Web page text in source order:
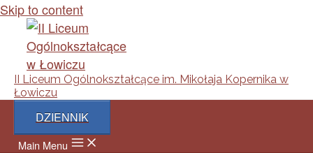
Skip to content
II Liceum Ogólnokształcące im. Mikołaja Kopernika w
Łowiczu
DZIENNIK
Main Menu